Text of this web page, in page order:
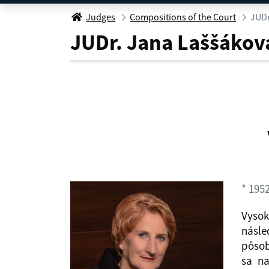
JUDr. Jana Laššáková
Judges Compositions of the Court
JUDr. Jana
*
sa